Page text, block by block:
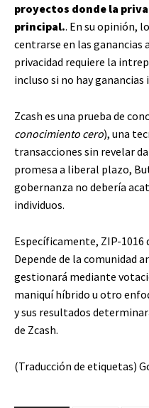
proyectos donde la
principal.. En su opinión,
centrarse en las
privacidad requiere la
incluso si no hay ganancias
Zcash es una prueba de
conocimiento cero), una
transacciones sin revelar
promesa a liberal plazo,
gobernanza no debería
individuos.
Específicamente, ZIP-1016
Depende de la comunidad
gestionará mediante
maniquí híbrido u otro
y sus resultados
de Zcash.
(Traducción de etiquetas)